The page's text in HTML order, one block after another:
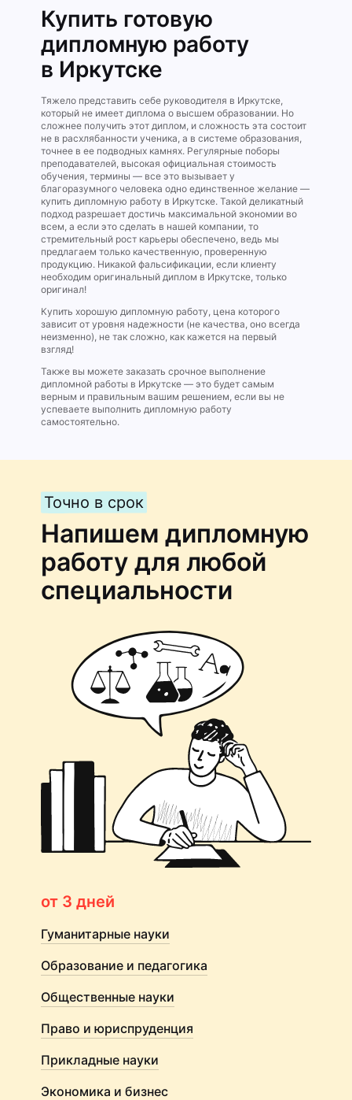
Купить готовую
дипломную работу
в Иркутске
Тяжело представить себе руководителя в Иркутске,
который не имеет диплома о высшем образовании. Но
сложнее получить этот диплом, и сложность эта состоит
не в расхлябанности ученика, а в системе образования,
точнее в ее подводных камнях. Регулярные поборы
преподавателей, высокая официальная стоимость
обучения, термины — все это вызывает у
благоразумного человека одно единственное желание —
купить дипломную работу в Иркутске. Такой деликатный
подход разрешает достичь максимальной экономии во
всем, а если это сделать в нашей компании, то
стремительный рост карьеры обеспечено, ведь мы
предлагаем только качественную, проверенную
продукцию. Никакой фальсификации, если клиенту
необходим оригинальный диплом в Иркутске, только
оригинал!
Купить хорошую дипломную работу, цена которого
зависит от уровня надежности (не качества, оно всегда
неизменно), не так сложно, как кажется на первый
взгляд!
Также вы можете заказать срочное выполнение
дипломной работы в Иркутске — это будет самым
верным и правильным вашим решением, если вы не
успеваете выполнить дипломную работу
самостоятельно.
Точно в срок
Напишем дипломную
работу для любой
специальности
от 3 дней
Гуманитарные науки
Образование и педагогика
Общественные науки
Право и юриспруденция
Прикладные науки
Экономика и бизнес